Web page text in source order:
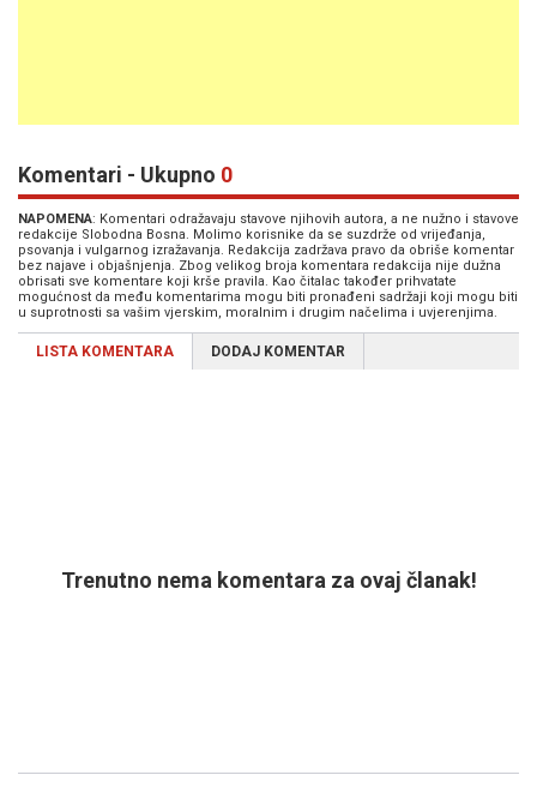
Komentari - Ukupno 0
NAPOMENA: Komentari odražavaju stavove njihovih autora, a ne nužno i stavove
redakcije Slobodna Bosna. Molimo korisnike da se suzdrže od vrijeđanja,
psovanja i vulgarnog izražavanja. Redakcija zadržava pravo da obriše komentar
bez najave i objašnjenja. Zbog velikog broja komentara redakcija nije dužna
obrisati sve komentare koji krše pravila. Kao čitalac također prihvatate
mogućnost da među komentarima mogu biti pronađeni sadržaji koji mogu biti
u suprotnosti sa vašim vjerskim, moralnim i drugim načelima i uvjerenjima.
LISTA KOMENTARA DODAJ KOMENTAR
Trenutno nema komentara za ovaj članak!